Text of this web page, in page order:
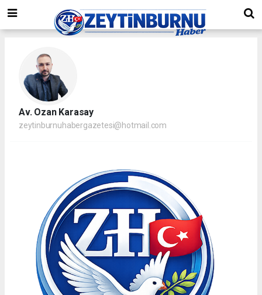
Av. Ozan Karasay
zeytinburnuhabergazetesi@hotmail.com